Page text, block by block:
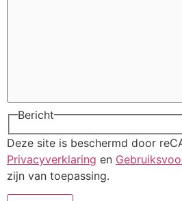
Bericht
Deze site is beschermd door
Privacyverklaring en
zijn van toepassing.